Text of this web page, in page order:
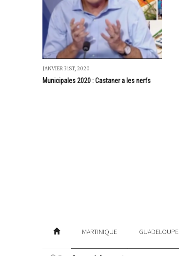
JANVIER 31ST, 2020
Municipales 2020 : Castaner a les nerfs
MARTINIQUE GUADELOUPE